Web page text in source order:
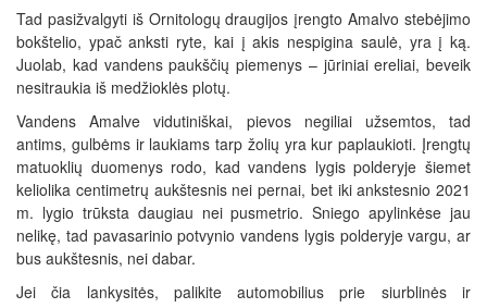
Tad pasižvalgyti iš Ornitologų draugijos įrengto Amalvo stebėjimo
bokštelio, ypač anksti ryte, kai į akis nespigina saulė, yra į ką.
Juolab, kad vandens paukščių piemenys – jūriniai ereliai, beveik
nesitraukia iš medžioklės plotų.
Vandens Amalve vidutiniškai, pievos negiliai užsemtos, tad
antims, gulbėms ir laukiams tarp žolių yra kur paplaukioti. Įrengtų
matuoklių duomenys rodo, kad vandens lygis polderyje šiemet
keliolika centimetrų aukštesnis nei pernai, bet iki ankstesnio 2021
m. lygio trūksta daugiau nei pusmetrio. Sniego apylinkėse jau
nelikę, tad pavasarinio potvynio vandens lygis polderyje vargu, ar
bus aukštesnis, nei dabar.
Jei čia lankysitės, palikite automobilius prie siurblinės ir